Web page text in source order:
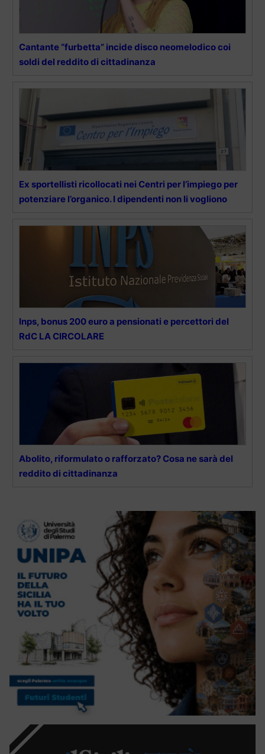
Cantante “furbetta” incide disco neomelodico coi
soldi del reddito di cittadinanza
Ex sportellisti ricollocati nei Centri per l’impiego per
potenziare l’organico. I dipendenti non li vogliono
Inps, bonus 200 euro a pensionati e percettori del
RdC LA CIRCOLARE
Abolito, riformulato o rafforzato? Cosa ne sarà del
reddito di cittadinanza